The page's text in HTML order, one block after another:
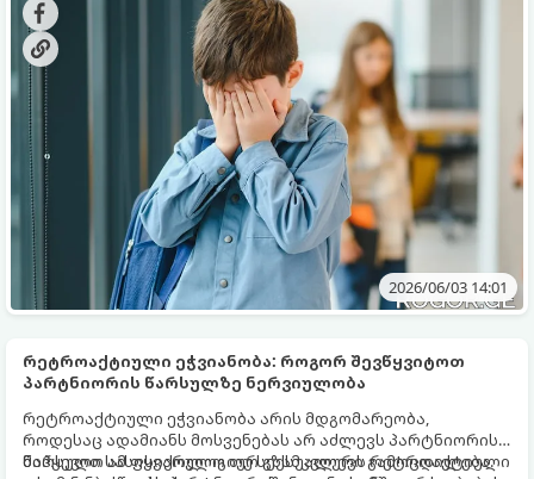
აგრესიის მსხვერპლი.
2026/06/03 14:01
რეტროაქტიული ეჭვიანობა: როგორ შევწყვიტოთ
პარტნიორის წარსულზე ნერვიულობა
რეტროაქტიული ეჭვიანობა არის მდგომარეობა,
როდესაც ადამიანს მოსვენებას არ აძლევს პარტნიორის
წარსული სასიყვარულო თუ სექსუალური გამოცდილება.
მიჰყევით ამ ფსიქოლოგიურ გზამკვლევს რეტროაქტიული